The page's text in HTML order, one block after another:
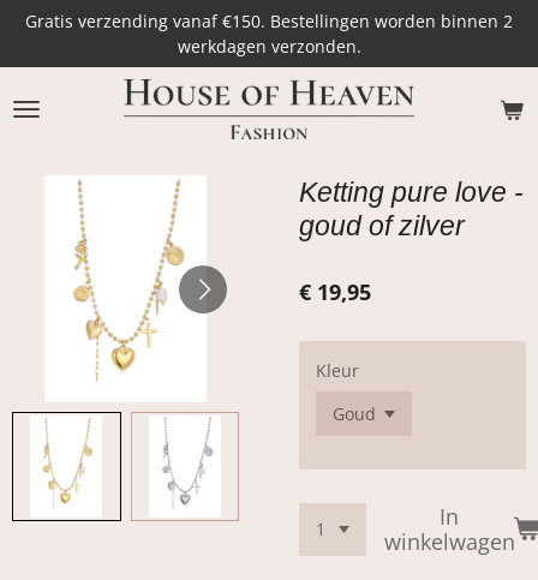
Ga
naar
de
hoofdinhoud
Gratis verzending vanaf €150. Bestellingen worden binnen 2
werkdagen verzonden.
Ketting pure love -
goud of zilver
€ 19,95
Kleur
In
winkelwagen